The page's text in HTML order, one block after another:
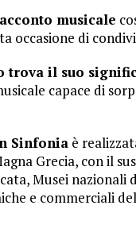
musicale
occasione di
trova il suo
capace di
Sinfonia è
Grecia, con il
Musei nazionali
e commerciali